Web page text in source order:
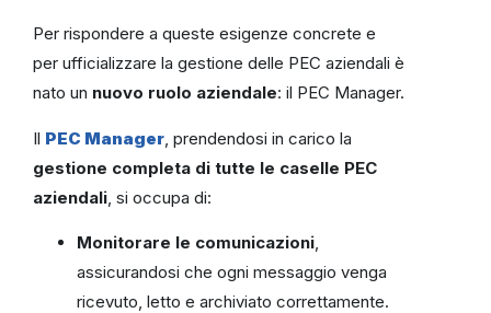
Per rispondere a queste esigenze concrete e
per ufficializzare la gestione delle PEC aziendali è
nato un nuovo ruolo aziendale: il PEC Manager.
Il PEC Manager , prendendosi in carico la
gestione completa di tutte le caselle PEC
aziendali , si occupa di:
Monitorare le comunicazioni,
assicurandosi che ogni messaggio venga
ricevuto, letto e archiviato correttamente.